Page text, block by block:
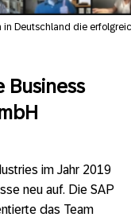
in Deutschland die
Business
im Jahr 2019
neu auf. Die SAP
das Team